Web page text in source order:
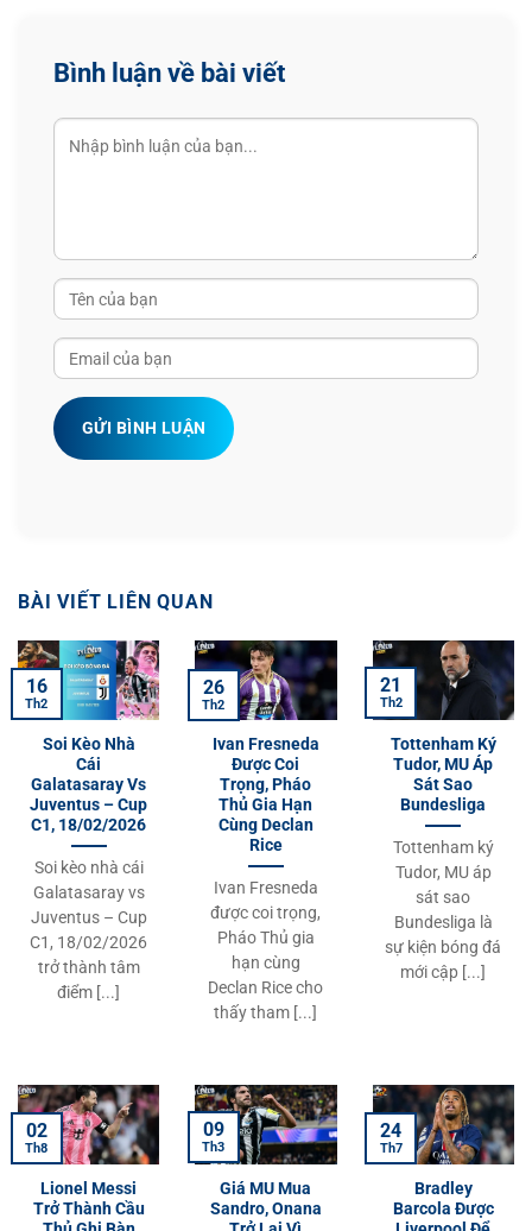
Bình luận về bài viết
GỬI BÌNH LUẬN
BÀI VIẾT LIÊN QUAN
Soi Kèo Nhà
Cái
Galatasaray Vs
Juventus – Cup
C1, 18/02/2026
Soi kèo nhà cái
Galatasaray vs
Juventus – Cup
C1, 18/02/2026
trở thành tâm
điểm [...]
16
Th2
Ivan Fresneda
Được Coi
Trọng, Pháo
Thủ Gia Hạn
Cùng Declan
Rice
Ivan Fresneda
được coi trọng,
Pháo Thủ gia
hạn cùng
Declan Rice cho
thấy tham [...]
26
Th2
Tottenham Ký
Tudor, MU Áp
Sát Sao
Bundesliga
Tottenham ký
Tudor, MU áp
sát sao
Bundesliga là
sự kiện bóng đá
mới cập [...]
21
Th2
Lionel Messi
Trở Thành Cầu
02
Th8
Giá MU Mua
Sandro, Onana
09
Th3
Bradley
Barcola Được
24
Th7